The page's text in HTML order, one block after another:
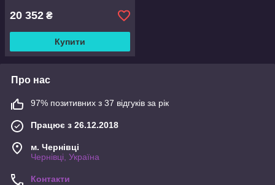
20 352 ₴
Купити
Про нас
97% позитивних з 37 відгуків за рік
Працює з 26.12.2018
м. Чернівці
Чернівці, Україна
Контакти